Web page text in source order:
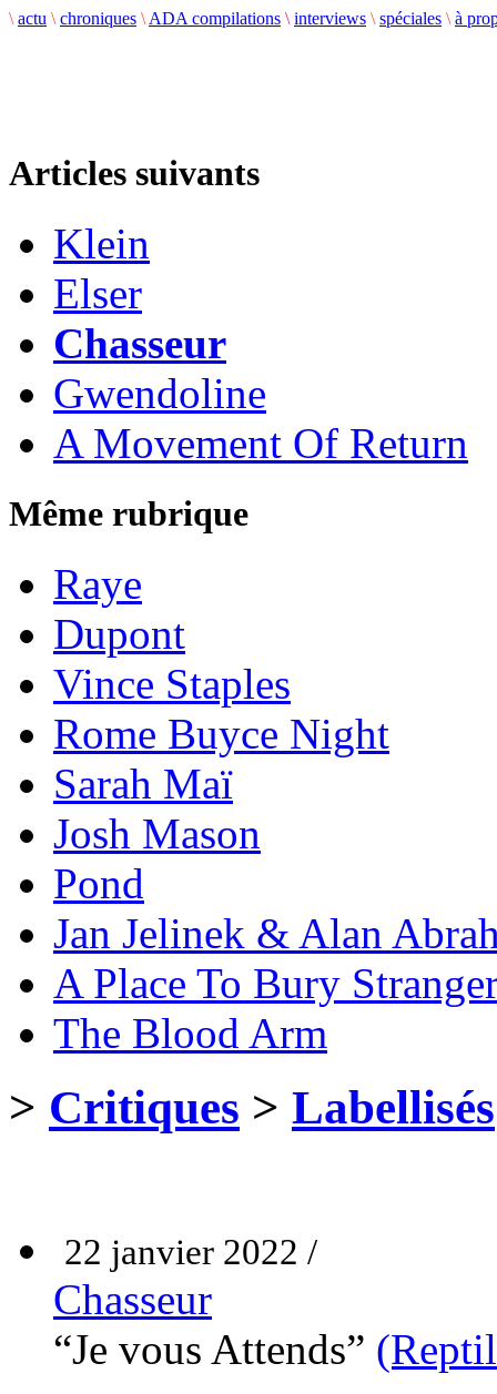
\ actu \ chroniques \ ADA compilations \ interviews \ spéciales \ à
Articles suivants
Klein
Elser
Chasseur
Gwendoline
A Movement Of Return
Même rubrique
Raye
Dupont
Vince Staples
Rome Buyce Night
Sarah Maï
Josh Mason
Pond
Jan Jelinek & Alan
A Place To Bury
The Blood Arm
> Critiques > Labellisés
22 janvier 2022 /
Chasseur
“Je vous Attends”